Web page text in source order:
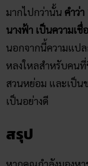
นางฟ้า เป็นความเชื่
นอกจากนี้ความแป
หลงใหลสำหรับคน
สวนหย่อม และเป็น
เป็นอย่างดี
สรุป
หากคุณกำลังมองหา
ๆ วาระมงคล และม